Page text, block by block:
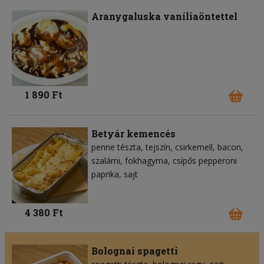
Aranygaluska vaníliaöntettel
1 890 Ft
Betyár kemencés
penne tészta tejszín csirkemell bacon
szalámi fokhagyma csípős pepperoni
paprika sajt
4 380 Ft
Bolognai spagetti